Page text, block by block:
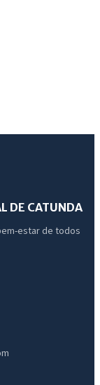
DE CATUNDA
estar de todos